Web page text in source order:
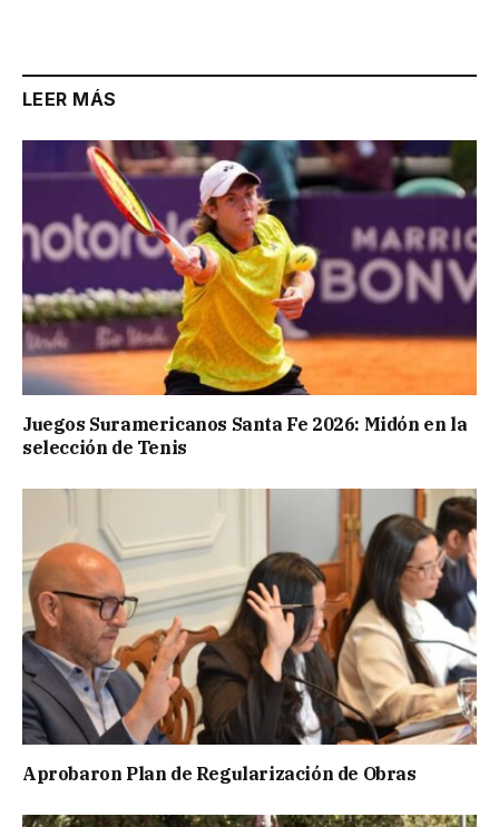
LEER MÁS
Juegos Suramericanos Santa Fe 2026: Midón en la
selección de Tenis
Aprobaron Plan de Regularización de Obras